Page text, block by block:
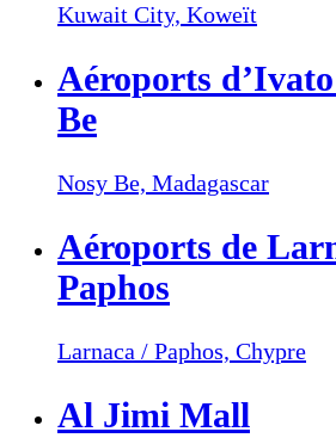
Kuwait City, Koweït
Aéroports
Be
Nosy Be, Madagascar
Aéroports de
Paphos
Larnaca / Paphos, Chypre
Al Jimi Mall